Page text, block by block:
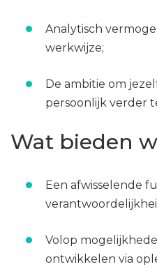
Analytisch
werkwijze;
De ambitie om
persoonlijk verder
Wat bieden
Een afwisselende
Volop
ontwikkelen via